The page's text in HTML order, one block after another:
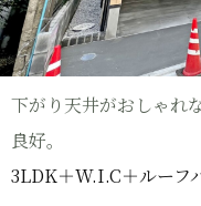
下がり天井がおしゃれ
良好。
3LDK＋W.I.C＋ルーフ